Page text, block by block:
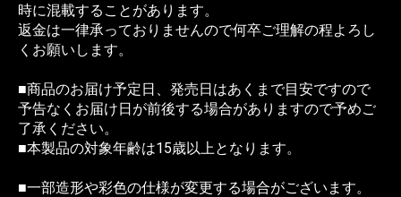
時に混載することがあります。
返金は一律承っておりませんので何卒ご理解の程よろし
くお願いします。
■商品のお届け予定日、発売日はあくまで目安ですので
予告なくお届け日が前後する場合がありますので予めご
了承ください。
■本製品の対象年齢は15歳以上となります。
■一部造形や彩色の仕様が変更する場合がございます。